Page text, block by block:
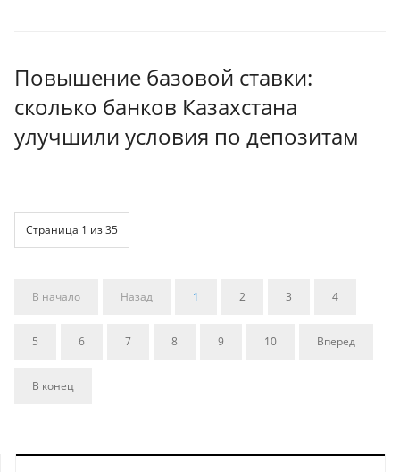
Повышение базовой ставки:
сколько банков Казахстана
улучшили условия по депозитам
Страница 1 из 35
В начало Назад 1 2 3 4
5 6 7 8 9 10 Вперед
В конец